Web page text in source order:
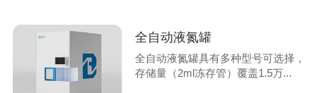
全自动液氮罐
全自动液氮罐具有多种型号可选择，
存储量（2ml冻存管）覆盖1.5万...